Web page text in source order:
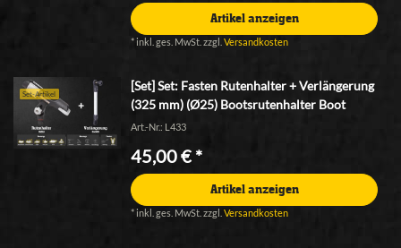
Artikel anzeigen
*inkl. ges. MwSt. zzgl.Versandkosten
Set-Artikel
[Set] Set: Fasten Rutenhalter + Verlängerung
(325 mm) (Ø25) Bootsrutenhalter Boot
Art.-Nr.: L433
45,00 € *
Artikel anzeigen
*inkl. ges. MwSt. zzgl.Versandkosten